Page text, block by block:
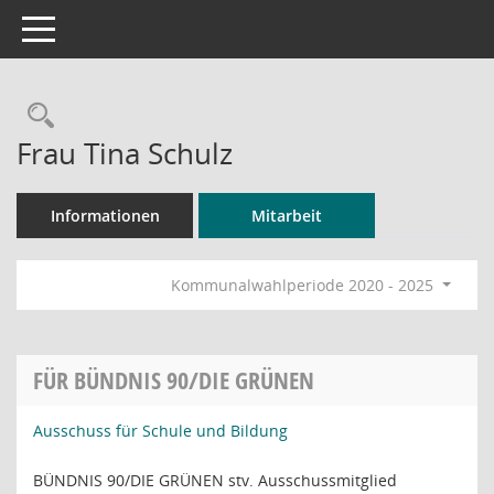
Toggle navigation
Rechercheauswahl
Frau Tina Schulz
Informationen Mitarbeit
Kommunalwahlperiode 2020 - 2025
FÜR BÜNDNIS 90/DIE GRÜNEN
Ausschuss für Schule und Bildung
BÜNDNIS 90/DIE GRÜNEN stv. Ausschussmitglied